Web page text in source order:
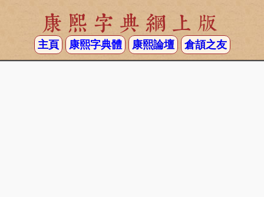
康熙字典網上版
主頁 康熙字典體 康熙論壇 倉頡之友